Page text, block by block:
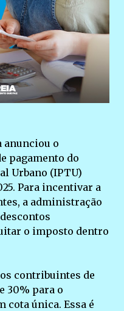
anunciou o
pagamento do
Urbano (IPTU)
Para incentivar a
a administração
o imposto dentro
contribuintes de
30% para o
cota única. Essa é